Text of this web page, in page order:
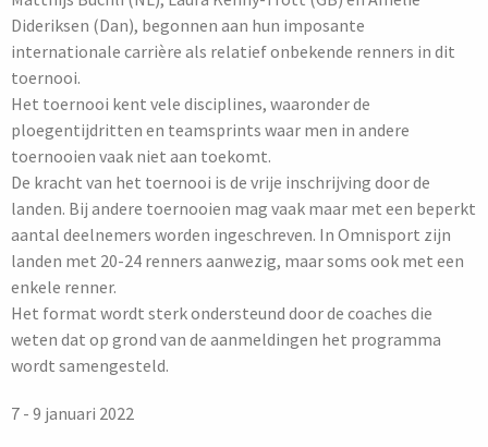
Dideriksen (Dan), begonnen aan hun imposante
internationale carrière als relatief onbekende renners in dit
toernooi.
Het toernooi kent vele disciplines, waaronder de
ploegentijdritten en teamsprints waar men in andere
toernooien vaak niet aan toekomt.
De kracht van het toernooi is de vrije inschrijving door de
landen. Bij andere toernooien mag vaak maar met een beperkt
aantal deelnemers worden ingeschreven. In Omnisport zijn
landen met 20-24 renners aanwezig, maar soms ook met een
enkele renner.
Het format wordt sterk ondersteund door de coaches die
weten dat op grond van de aanmeldingen het programma
wordt samengesteld.
7 - 9 januari 2022